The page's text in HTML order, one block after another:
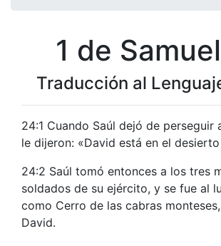
1 de
Traducción al
24:1 Cuando Saúl dejó de perseguir
le dijeron: «David está en el
24:2 Saúl tomó entonces a los tres
soldados de su ejército, y se fue al
como Cerro de las cabras
David.